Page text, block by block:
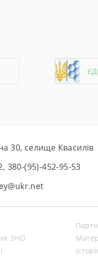
30, селище Квасилів
380-(95)-452-95-53
ЗНО